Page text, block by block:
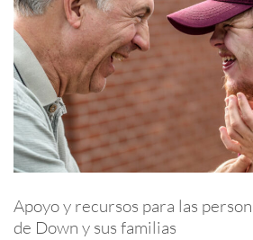
Apoyo y recursos para las
de Down y sus familias